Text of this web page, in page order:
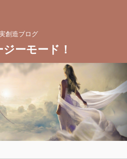
創造ブログ
ジーモード！